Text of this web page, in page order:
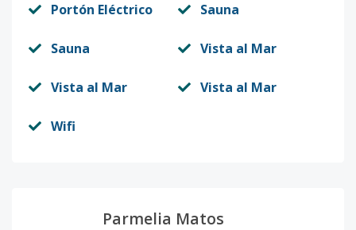
Portón Eléctrico Sauna
Sauna Vista al Mar
Vista al Mar Vista al Mar
Wifi
Parmelia Matos